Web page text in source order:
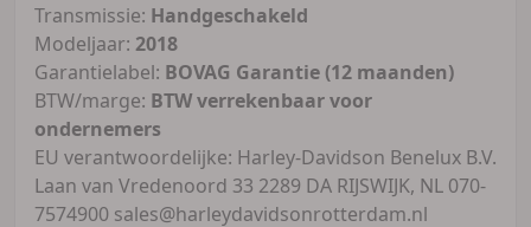
Transmissie: Handgeschakeld
Modeljaar: 2018
Garantielabel: BOVAG Garantie (12 maanden)
BTW/marge: BTW verrekenbaar voor
ondernemers
EU verantwoordelijke: Harley-Davidson Benelux B.V.
Laan van Vredenoord 33 2289 DA RIJSWIJK, NL 070-
7574900 sales@harleydavidsonrotterdam.nl